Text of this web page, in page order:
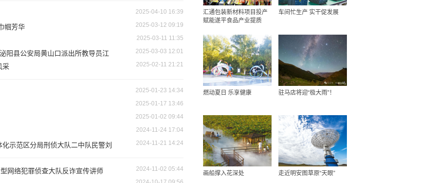
2025-04-10 16:39
帼芳华 2025-03-12 09:19
2025-03-11 11:35
县公安局黄山口派出所教导员江 2025-03-03 12:01
采 2025-02-11 21:21
2025-01-23 14:34
2025-01-17 13:46
2025-01-02 09:44
2024-11-24 17:04
示范区分局刑侦大队二中队民警刘 2024-11-21 14:24
网络犯罪侦查大队反诈宣传讲师 2024-11-02 05:44
汇通包装新材料项目投产
赋能遂平食品产业提质
车间忙生产 实干促发展
燃动夏日 乐享健康 驻马店将迎“极大雨”！
画船撑入花深处 走近明安图草原“天眼”